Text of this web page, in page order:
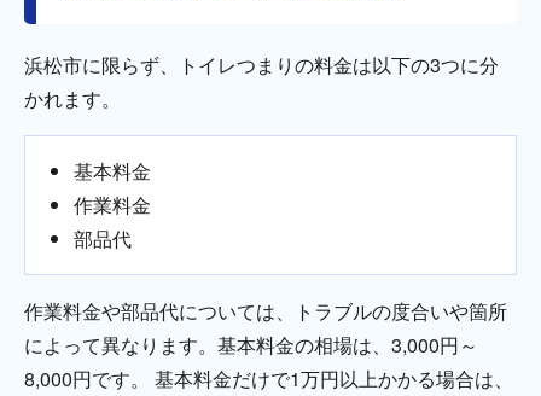
浜松市に限らず、トイレつまりの料金は以下の3つに分
かれます。
基本料金
作業料金
部品代
作業料金や部品代については、トラブルの度合いや箇所
によって異なります。基本料金の相場は、3,000円～
8,000円です。 基本料金だけで1万円以上かかる場合は、